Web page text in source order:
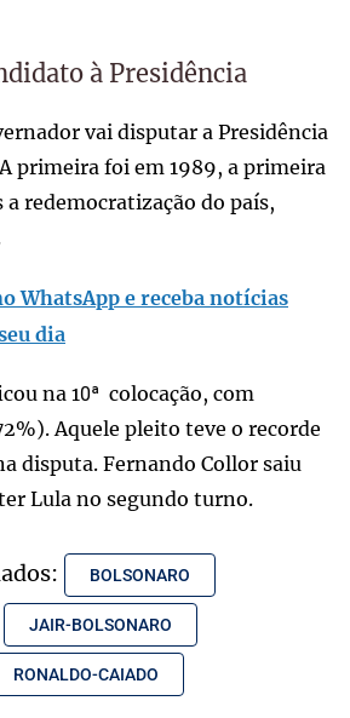
à Presidência
vai disputar a Presidência
primeira foi em 1989, a primeira
a redemocratização do país,
WhatsApp e receba notícias
dia
na 10ª colocação, com
Aquele pleito teve o recorde
disputa. Fernando Collor saiu
Lula no segundo turno.
BOLSONARO
JAIR-BOLSONARO
RONALDO-CAIADO